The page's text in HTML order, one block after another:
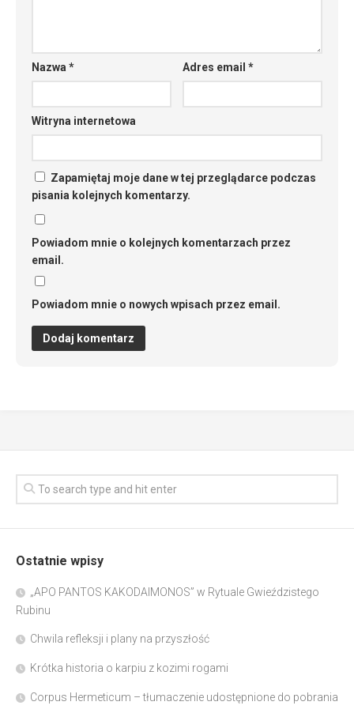
Nazwa * Adres email*
Witryna internetowa
Zapamiętaj moje dane w tej przeglądarce podczas
pisania kolejnych komentarzy.
Powiadom mnie o kolejnych komentarzach przez
email.
Powiadom mnie o nowych wpisach przez email.
Ostatnie wpisy
„APO PANTOS KAKODAIMONOS” w Rytuale Gwieździstego
Rubinu
Chwila refleksji i plany na przyszłość
Krótka historia o karpiu z kozimi rogami
Corpus Hermeticum – tłumaczenie udostępnione do pobrania